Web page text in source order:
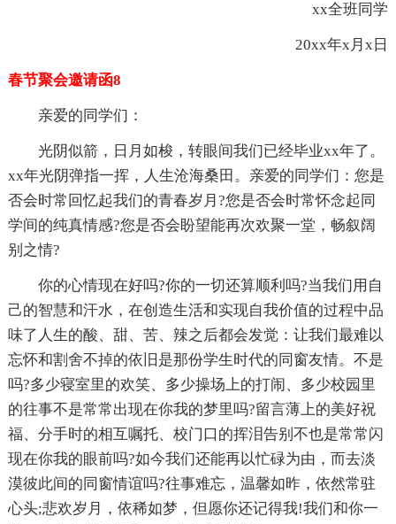
xx全班同学
20xx年x月x日
春节聚会邀请函8
亲爱的同学们：
光阴似箭，日月如梭，转眼间我们已经毕业xx年了。
xx年光阴弹指一挥，人生沧海桑田。亲爱的同学们：您是
否会时常回忆起我们的青春岁月?您是否会时常怀念起同
学间的纯真情感?您是否会盼望能再次欢聚一堂，畅叙阔
别之情?
你的心情现在好吗?你的一切还算顺利吗?当我们用自
己的智慧和汗水，在创造生活和实现自我价值的过程中品
味了人生的酸、甜、苦、辣之后都会发觉：让我们最难以
忘怀和割舍不掉的依旧是那份学生时代的同窗友情。不是
吗?多少寝室里的欢笑、多少操场上的打闹、多少校园里
的往事不是常常出现在你我的梦里吗?留言薄上的美好祝
福、分手时的相互嘱托、校门口的挥泪告别不也是常常闪
现在你我的眼前吗?如今我们还能再以忙碌为由，而去淡
漠彼此间的同窗情谊吗?往事难忘，温馨如昨，依然常驻
心头;悲欢岁月，依稀如梦，但愿你还记得我!我们和你一